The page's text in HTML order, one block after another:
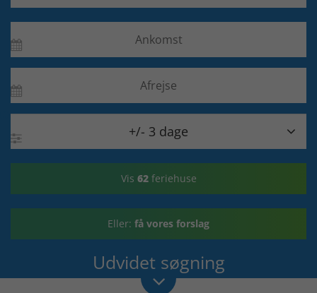
+/- 3 dage
Vis 62feriehuse
Eller: få vores forslag
Udvidet søgning